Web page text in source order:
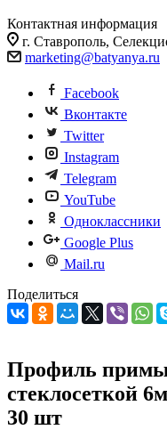
Контактная информация
г. Ставрополь,
marketing@batyanya.ru
Facebook
Вконтакте
Twitter
Instagram
Telegram
YouTube
Одноклассники
Google Plus
Mail.ru
Поделиться
Профиль
стеклосеткой
30 шт